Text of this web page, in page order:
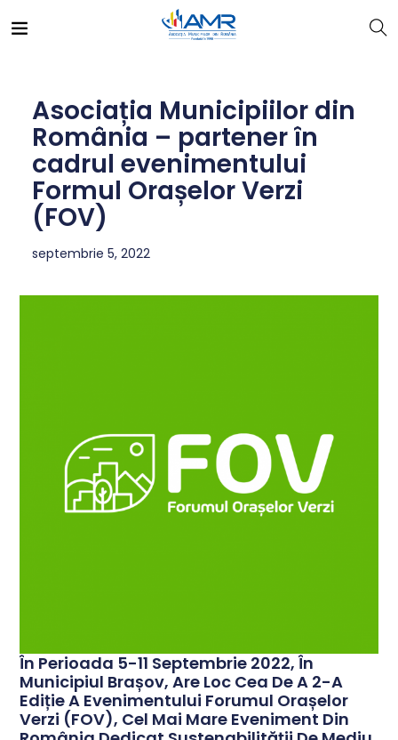
Asociația Municipiilor din
România – partener în
cadrul evenimentului
Formul Orașelor Verzi
(FOV)
septembrie 5, 2022
În Perioada 5-11 Septembrie 2022, În
Municipiul Brașov, Are Loc Cea De A 2-A
Ediție A Evenimentului Forumul Orașelor
Verzi (FOV), Cel Mai Mare Eveniment Din